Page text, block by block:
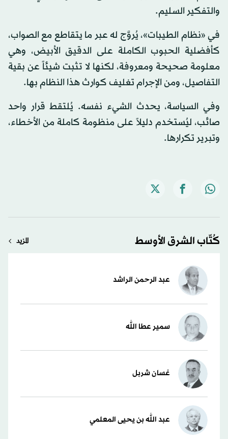
والتفكير السليم.
في «نظام الطيبات»، يُروَّج له عبر ما يتقاطع مع الصواب،
كأفضلية الحبوب الكاملة على الدقيق الأبيض، وهي
معلومة صحيحة ومعروفة، لكنها لا تثبت شيئاً عن بقية
التفاصيل، ومن الإجرام تغليف كوارث هذا النظام بها.
وفي السياسة، يحدث الشيء نفسه. يُلتقط قرار واحد
صائب، ليُستخدم دليلاً على منظومة كاملة من الأخطاء،
وتبرير تكرارها.
كُتّاب الشرق الأوسط المزيد
عبد الرحمن الراشد
سمير عطا الله
غسان شربل
عبد الله بن يحيى المعلمي